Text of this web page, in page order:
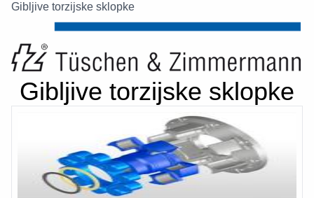
Gibljive torzijske sklopke
Gibljive torzijske sklopke